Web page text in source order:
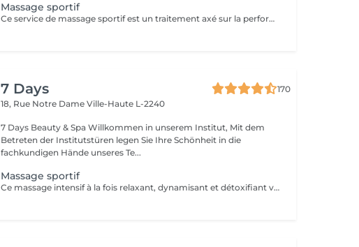
Massage sportif
Ce service de massage sportif est un traitement axé sur la performance conçu pour les personnes actives, les athlètes ou toute personne qui s'entraîne régulièrement. Il combine des techniques profondes et ciblées avec un travail de mobilité pour préparer le corps avant l'exercice, accélérer la récupération après l'entraînement et s'attaquer à la tension musculaire spécifique ou aux schémas de surutilisation qui peuvent affecter la performance et augmenter le risque de blessure. Principaux avantages Prépare les muscles à l'activité physique en augmentant le flux sanguin, la flexibilité et l'amplitude des mouvements, aidant à prévenir les tensions et les blessures. Accélère la récupération en réduisant les douleurs musculaires, en éliminant les déchets métaboliques et en soulageant les tensions dans les zones généralement surchargées de travail telles que les jambes, les mollets et les épaules. Aide à corriger les déséquilibres et les problèmes de surutilisation en libérant les points de déclenchement et le fascia serré, en améliorant la posture, l'efficacité du mouvement et la performance sportive globale.
7 Days
170
18, Rue Notre DameVille-Haute L-2240
7 Days Beauty & Spa Willkommen in unserem Institut, Mit dem
Betreten der Institutstüren legen Sie Ihre Schönheit in die
fachkundigen Hände unseres Te...
Massage sportif
Ce massage intensif à la fois relaxant, dynamisant et détoxifiant vise la circulation, les muscles mais aussi les tendons. Il est idéal pour la récupération musculaire et psychique. Rituel beauté quotidien, moment rien qu'à soi, instant privilégié cocooning du week-end. Les moments pour prendre soin de soi sont rares et pourtant si importants. Votre peau a besoin d'hydratation, votre corps a besoin d'être chouchouté à bien des égards. Trop souvent mis de côté, les massages professionnels du corps sont pourtant indispensables à votre bien-être et permettent de concentrer le massage aux endroits désirés.